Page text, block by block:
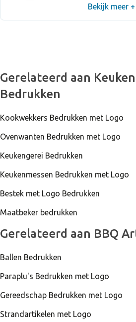
Bekijk meer +
Gerelateerd aan
Bedrukken
Kookwekkers Bedrukken met Logo
Ovenwanten Bedrukken met Logo
Keukengerei Bedrukken
Keukenmessen Bedrukken met Logo
Bestek met Logo Bedrukken
Maatbeker bedrukken
Gerelateerd aan BBQ
Ballen Bedrukken
Paraplu's Bedrukken met Logo
Gereedschap Bedrukken met Logo
Strandartikelen met Logo